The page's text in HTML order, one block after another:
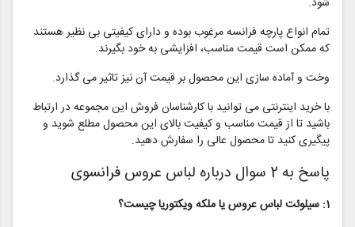
تمام انواع پارچه فرانسه مرغوب بوده و دارای کیفیتی بی نظیر هستند
که ممکن است قیمت مناسب، افزایشی به خود بگیرند.
وخت و آماده سازی این محصول بر قیمت آن نیز تاثیر می گذارد.
با خرید اینترنتی می توانید با کارشناسان فروش این مجموعه در ارتباط
باشید تا از قیمت مناسب و کیفیت بالای این محصول مطلع شوید و
پیگیری کنید تا محصول عالی را سفارش دهید.
پاسخ به 2 سوال درباره لباس عروس فرانسوی
1: سیلوئت لباس عروس یا ملکه ویکتوریا چیست؟